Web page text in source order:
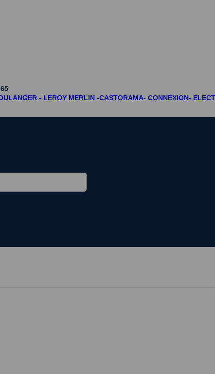
- LEROY MERLIN -CASTORAMA- CONNEXION-